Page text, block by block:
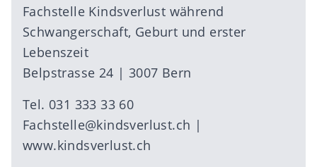
Fachstelle Kindsverlust während
Schwangerschaft, Geburt und erster
Lebenszeit
Belpstrasse 24 | 3007 Bern
Tel. 031 333 33 60
Fachstelle@kindsverlust.ch |
www.kindsverlust.ch